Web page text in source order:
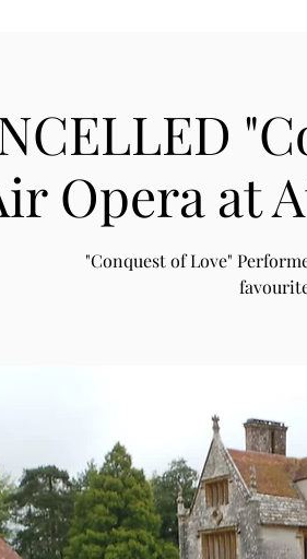
Opera at
"Conquest of Love"